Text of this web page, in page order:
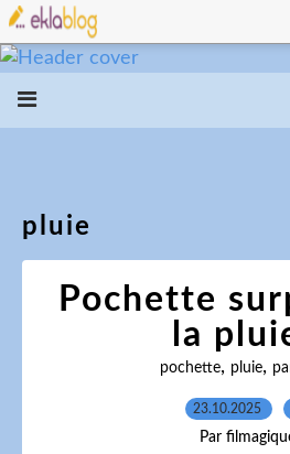
pluie
Pochette
la
pochette, pluie,
23.10.2025
Par